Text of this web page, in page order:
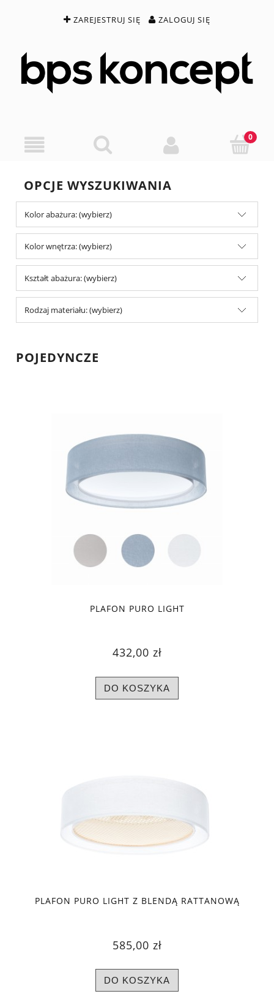
ZAREJESTRUJ SIĘ ZALOGUJ SIĘ
OPCJE WYSZUKIWANIA
Kolor abażura: (wybierz)
Kolor wnętrza: (wybierz)
Kształt abażura: (wybierz)
Rodzaj materiału: (wybierz)
POJEDYNCZE
PLAFON PURO LIGHT
432,00 zł
DO KOSZYKA
PLAFON PURO LIGHT Z BLENDĄ RATTANOWĄ
585,00 zł
DO KOSZYKA